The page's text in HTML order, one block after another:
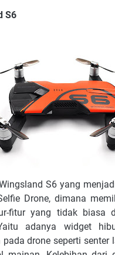
S6
S6 yang
Drone, dimana
fitur yang tidak biasa
adanya widget
drone seperti senter